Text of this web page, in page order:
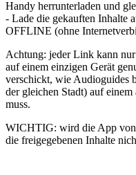
Handy herrunterladen und
- Lade die gekauften Inhalte
OFFLINE (ohne
Achtung: jeder Link kann
auf einem einzigen Gerät
verschickt, wie Audioguides
der gleichen Stadt) auf
muss.
WICHTIG: wird die App von
die freigegebenen Inhalte